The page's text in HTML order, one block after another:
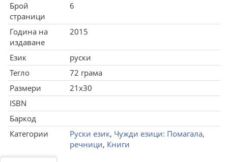
Брой
страници
6
Година на
издаване
2015
Език
руски
Тегло
72 грама
Размери
21x30
ISBN
Баркод
Категории
Руски език, Чужди езици: Помагала,
речници, Книги